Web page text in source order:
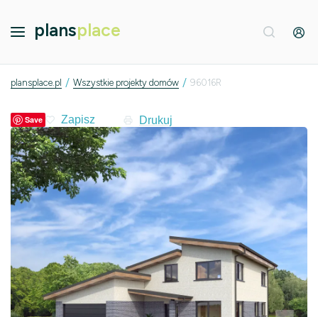
plansplace
plansplace.pl / Wszystkie projekty domów / 96016R
Save Drukuj